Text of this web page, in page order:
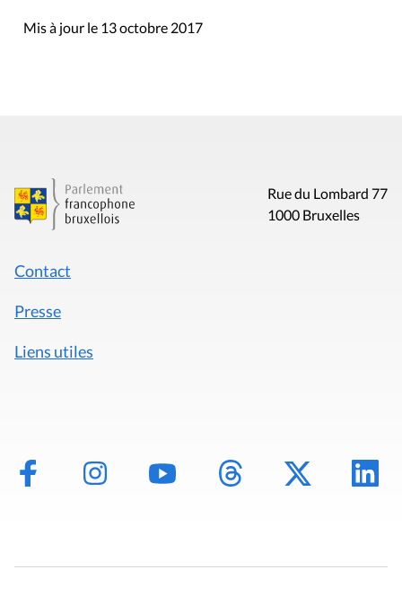
Mis à jour le 13 octobre 2017
Rue du Lombard 77
1000 Bruxelles
Contact
Presse
Liens utiles